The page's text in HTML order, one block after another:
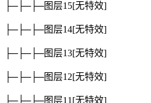
├─├─├─图层15[无特效]
├─├─├─图层14[无特效]
├─├─├─图层13[无特效]
├─├─├─图层12[无特效]
├─├─├─图层11 [无特效]